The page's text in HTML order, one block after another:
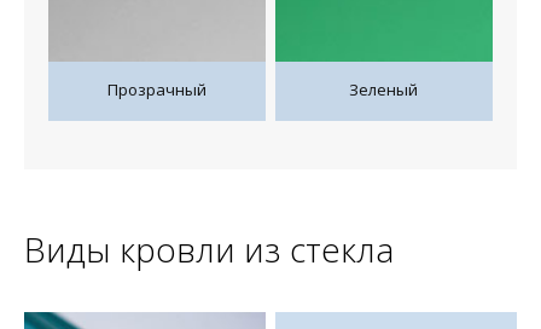
Прозрачный Зеленый
Виды кровли из стекла